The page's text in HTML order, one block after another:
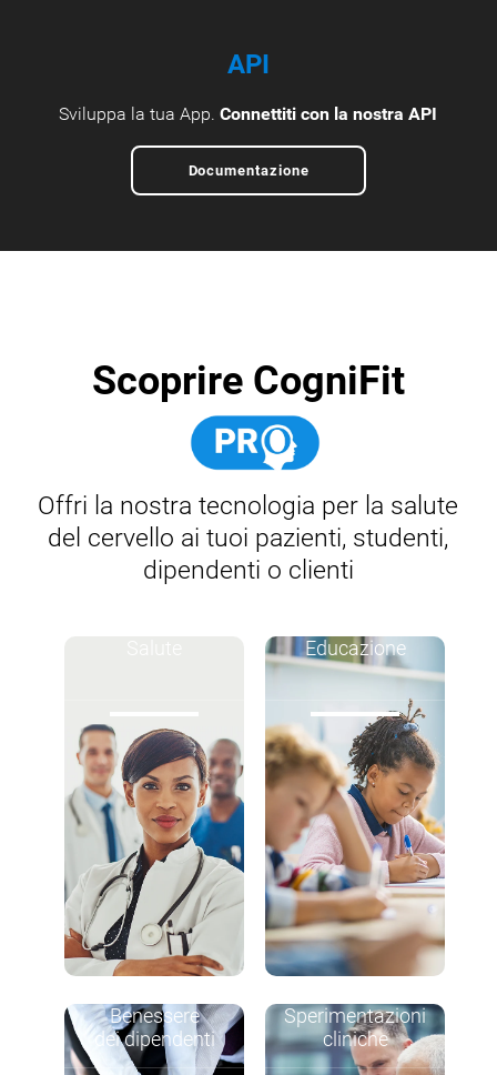
API
Sviluppa la tua App.Connettiti con la nostra API
Documentazione
Scoprire CogniFit
Offri la nostra tecnologia per la salute
del cervello ai tuoi pazienti, studenti,
dipendenti o clienti
Educazione
Benessere
dei dipendenti
Sperimentazioni
cliniche